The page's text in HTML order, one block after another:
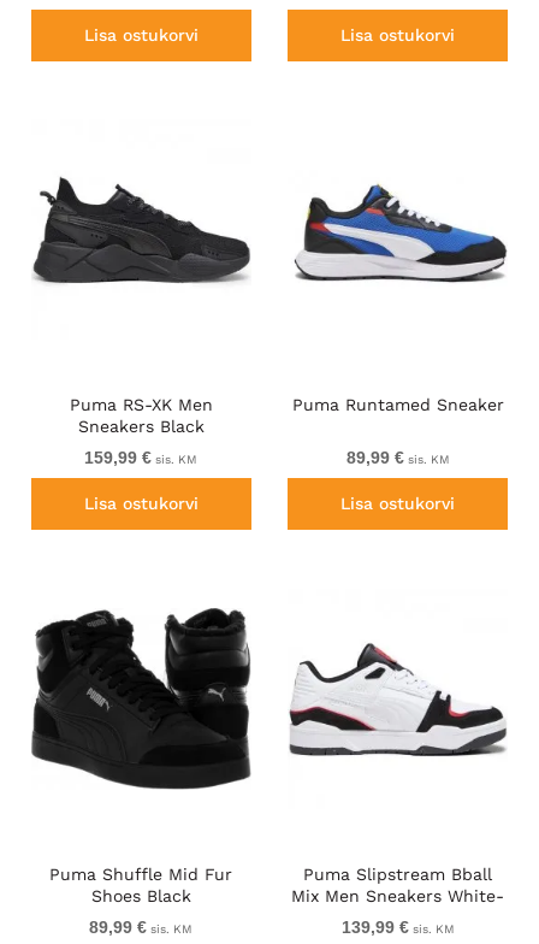
Lisa ostukorvi Lisa ostukorvi
Puma RS-XK Men
Sneakers Black
159,99 € sis. KM
Lisa ostukorvi
Puma Runtamed Sneaker
89,99 €sis. KM
Lisa ostukorvi
Puma Shuffle Mid Fur
Shoes Black
89,99 € sis. KM
Puma Slipstream Bball
Mix Men Sneakers White-
Black-Red
139,99 €sis. KM